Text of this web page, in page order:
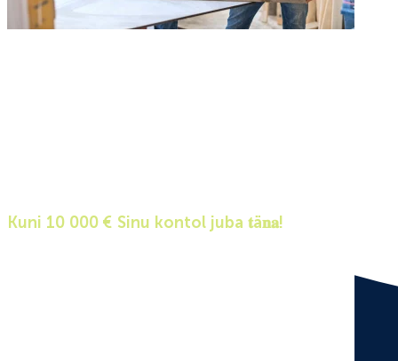
Kuni 10 000 € Sinu kontol juba 𝐭ä𝐧𝐚!